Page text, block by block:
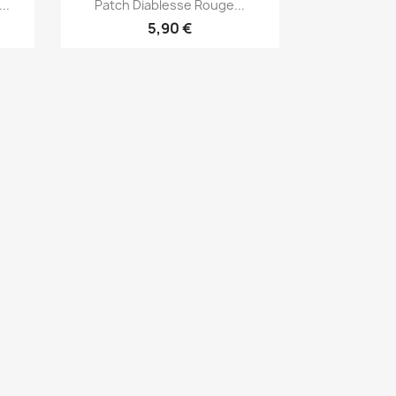
Patch Diablesse Rouge...
5,90 €